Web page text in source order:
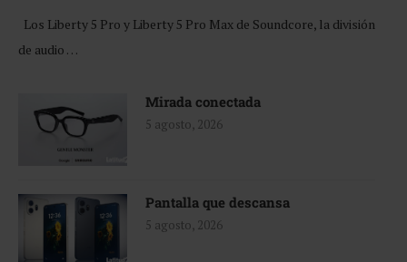
Los Liberty 5 Pro y Liberty 5 Pro Max de Soundcore, la división
de audio …
Mirada conectada
5 agosto, 2026
Pantalla que descansa
5 agosto, 2026